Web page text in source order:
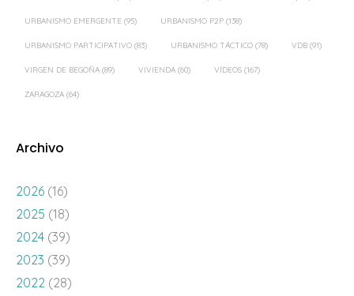
URBANISMO EMERGENTE (95) URBANISMO P2P (138)
URBANISMO PARTICIPATIVO (83) URBANISMO TÁCTICO (78) VDB (91)
VIRGEN DE BEGOÑA (89) VIVIENDA (60) VÍDEOS (167)
ZARAGOZA (64)
Archivo
2026 (16)
2025 (18)
2024 (39)
2023 (39)
2022 (28)